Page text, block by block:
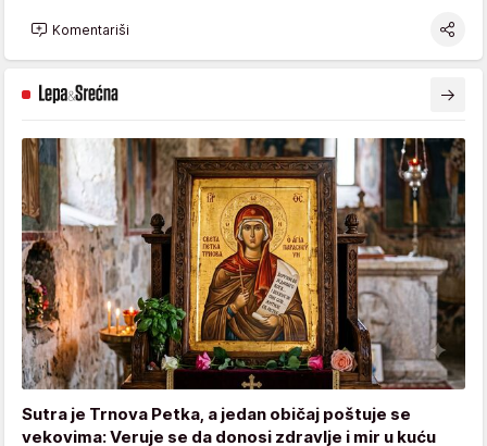
Komentariši
Sutra je Trnova Petka, a jedan običaj poštuje se
vekovima: Veruje se da donosi zdravlje i mir u kuću